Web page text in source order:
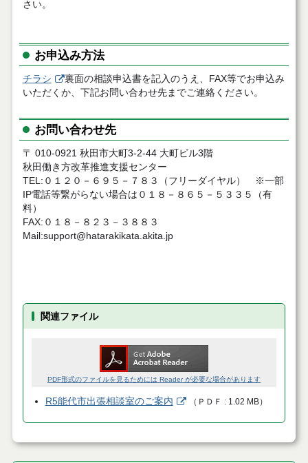
さい。
お申込み方法
チラシ
裏面の相談申込書を記入のうえ、FAX等でお申込み
いただくか、下記お問い合わせ先までご連絡ください。
お問い合わせ先
〒 010-0921 秋田市大町3-2-44 大町ビル3階
秋田働き方改革推進支援センター
TEL:０１２０－６９５－７８３（フリーダイヤル） ※一部
IP電話等繋がらない場合は０１８－８６５－５３３５（有
料）
FAX:０１８－８２３－３８８３
Mail:support@hatarakikata.akita.jp
関連ファイル
PDF形式のファイルを見るためには Reader が必要な場合があります
R5能代市出張相談室のご案内 （ ＰＤＦ 1.02 MB）